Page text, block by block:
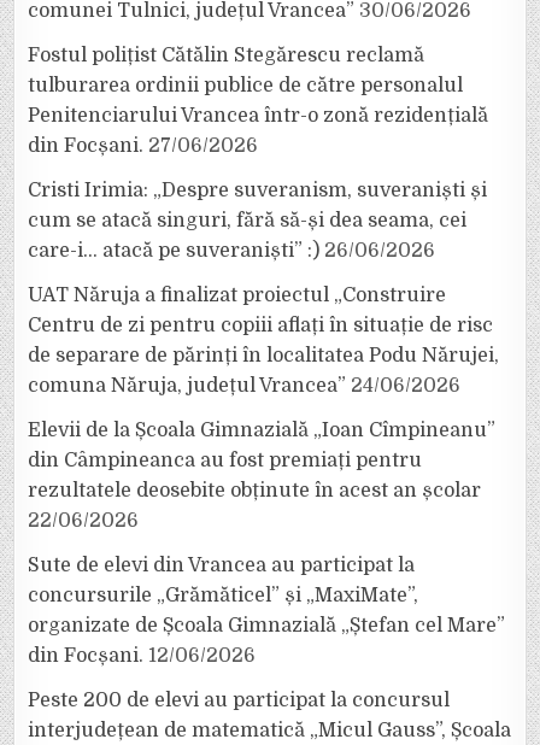
comunei Tulnici, județul Vrancea” 30/06/2026
Fostul polițist Cătălin Stegărescu reclamă
tulburarea ordinii publice de către personalul
Penitenciarului Vrancea într-o zonă rezidențială
din Focșani. 27/06/2026
Cristi Irimia: „Despre suveranism, suveraniști și
cum se atacă singuri, fără să-și dea seama, cei
care-i… atacă pe suveraniști” :) 26/06/2026
UAT Năruja a finalizat proiectul „Construire
Centru de zi pentru copiii aflați în situație de risc
de separare de părinți în localitatea Podu Nărujei,
comuna Năruja, județul Vrancea” 24/06/2026
Elevii de la Școala Gimnazială „Ioan Cîmpineanu”
din Câmpineanca au fost premiați pentru
rezultatele deosebite obținute în acest an școlar
22/06/2026
Sute de elevi din Vrancea au participat la
concursurile „Grămăticel” și „MaxiMate”,
organizate de Școala Gimnazială „Ștefan cel Mare”
din Focșani. 12/06/2026
Peste 200 de elevi au participat la concursul
interjudețean de matematică „Micul Gauss”, Școala